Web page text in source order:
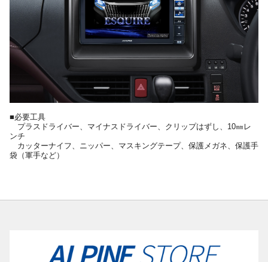
■必要工具
プラスドライバー、マイナスドライバー、クリップはずし、10㎜レ
ンチ
カッターナイフ、ニッパー、マスキングテープ、保護メガネ、保護手
袋（軍手など）